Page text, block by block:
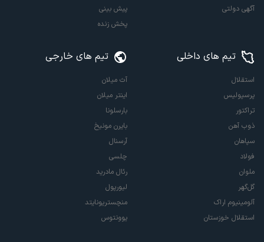
آگهی دولتی
پیش بینی
پخش زنده
تیم های داخلی
استقلال
پرسپولیس
تراکتور
ذوب آهن
سپاهان
فولاد
ملوان
گل‌گهر
آلومینیوم اراک
استقلال خوزستان
تیم های خارجی
آث میلان
اینتر میلان
بارسلونا
بایرن مونیخ
آرسنال
چلسی
رئال مادرید
لیورپول
منچستریونایتد
یوونتوس